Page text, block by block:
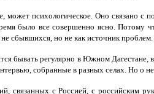
может психологическое. Оно связано
было все совершенно ясно. Потому
сбывшихся, но не как источник проблем.
бывать регулярно в Южном Дагестане,
собранные в разных селах. Но о
связанных с Россией, с российским